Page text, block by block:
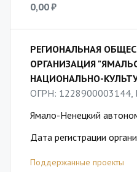
0,00 ₽
РЕГИОНАЛЬНАЯ
ОРГАНИЗАЦИЯ
НАЦИОНАЛЬНО-
ОГРН:
Ямало-Ненецкий
Дата регистрации
Поддержанные проекты